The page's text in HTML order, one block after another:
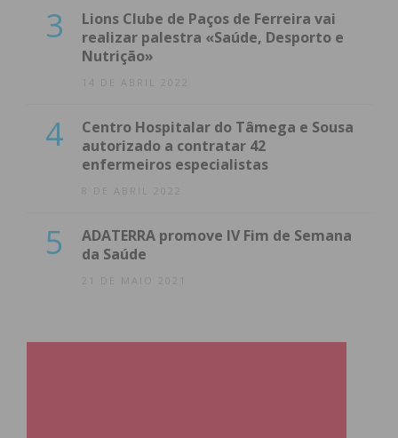
3
Lions Clube de Paços de Ferreira vai
realizar palestra «Saúde, Desporto e
Nutrição»
14 DE ABRIL 2022
4
Centro Hospitalar do Tâmega e Sousa
autorizado a contratar 42
enfermeiros especialistas
8 DE ABRIL 2022
5
ADATERRA promove IV Fim de Semana
da Saúde
21 DE MAIO 2021